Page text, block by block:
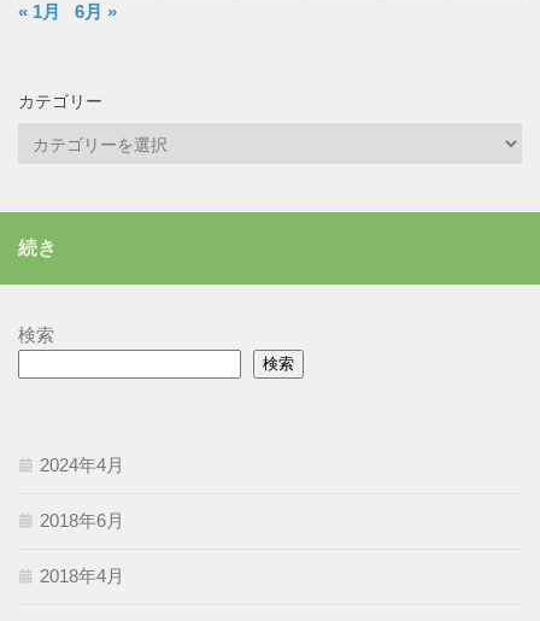
« 1月
6月 »
カテゴリー
ー
続き
検索
検索
2024年4月
2018年6月
2018年4月